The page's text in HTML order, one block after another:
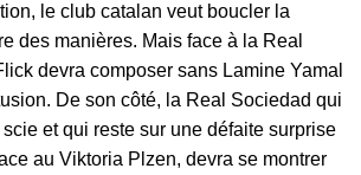
le club catalan veut boucler la
des manières. Mais face à la Real
devra composer sans Lamine Yamal
De son côté, la Real Sociedad qui
et qui reste sur une défaite surprise
au Viktoria Plzen, devra se montrer